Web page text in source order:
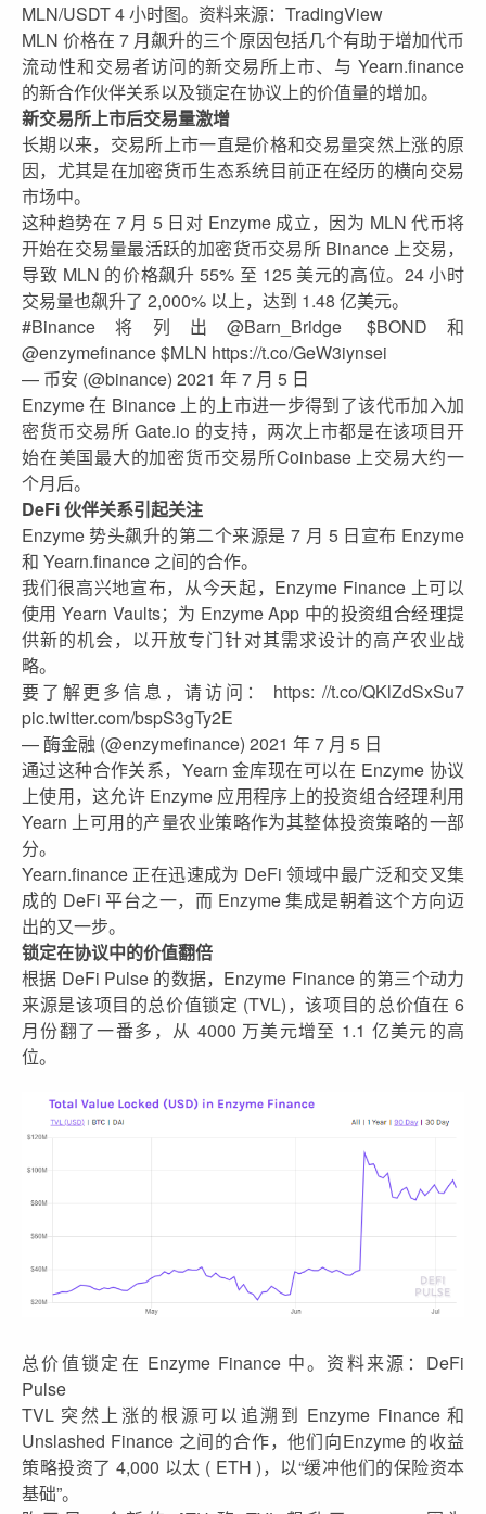
MLN/USDT 4 小时图。资料来源：TradingView
MLN 价格在 7 月飙升的三个原因包括几个有助于增加代币
流动性和交易者访问的新交易所上市、与 Yearn.finance
的新合作伙伴关系以及锁定在协议上的价值量的增加。
新交易所上市后交易量激增
长期以来，交易所上市一直是价格和交易量突然上涨的原
因，尤其是在加密货币生态系统目前正在经历的横向交易
市场中。
这种趋势在 7 月 5 日对 Enzyme 成立，因为 MLN 代币将
开始在交易量最活跃的加密货币交易所 Binance 上交易，
导致 MLN 的价格飙升 55% 至 125 美元的高位。24 小时
交易量也飙升了 2,000% 以上，达到 1.48 亿美元。
#Binance将列出@Barn_Bridge $BOND和
@enzymefinance $MLN https://t.co/GeW3iynsei
— 币安 (@binance) 2021 年 7 月 5 日
Enzyme 在 Binance 上的上市进一步得到了该代币加入加
密货币交易所 Gate.io 的支持，两次上市都是在该项目开
始在美国最大的加密货币交易所Coinbase 上交易大约一
个月后。
DeFi 伙伴关系引起关注
Enzyme 势头飙升的第二个来源是 7 月 5 日宣布 Enzyme
和 Yearn.finance 之间的合作。
我们很高兴地宣布，从今天起，Enzyme Finance 上可以
使用 Yearn Vaults；为 Enzyme App 中的投资组合经理提
供新的机会，以开放专门针对其需求设计的高产农业战
略。
要了解更多信息，请访问： https: //t.co/QKlZdSxSu7
pic.twitter.com/bspS3gTy2E
— 酶金融 (@enzymefinance) 2021 年 7 月 5 日
通过这种合作关系，Yearn 金库现在可以在 Enzyme 协议
上使用，这允许 Enzyme 应用程序上的投资组合经理利用
Yearn 上可用的产量农业策略作为其整体投资策略的一部
分。
Yearn.finance 正在迅速成为 DeFi 领域中最广泛和交叉集
成的 DeFi 平台之一，而 Enzyme 集成是朝着这个方向迈
出的又一步。
锁定在协议中的价值翻倍
根据 DeFi Pulse 的数据，Enzyme Finance 的第三个动力
来源是该项目的总价值锁定 (TVL)，该项目的总价值在 6
月份翻了一番多，从 4000 万美元增至 1.1 亿美元的高
位。
总价值锁定在 Enzyme Finance 中。资料来源：DeFi
Pulse
TVL 突然上涨的根源可以追溯到 Enzyme Finance 和
Unslashed Finance 之间的合作，他们向Enzyme 的收益
策略投资了 4,000 以太 ( ETH )，以“缓冲他们的保险资本
基础”。